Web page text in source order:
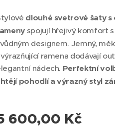
dlouhé svetrové šaty s
spojují hřejivý komfort
designem. Jemný,
ramena dodávají
nádech. Perfektní
pohodlí a výrazný styl
600,00 Kč